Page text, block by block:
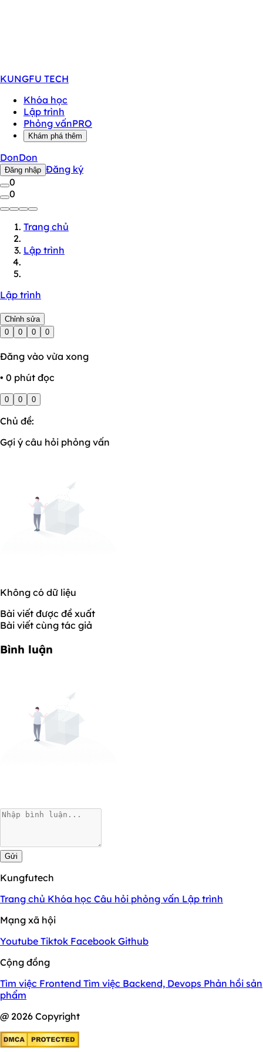
KUNGFU TECH
Khóa học
Lập trình
Phỏng vấnPRO
Khám phá thêm
DonDon
Đăng nhập Đăng ký
0
0
Trang chủ
Lập trình
Lập trình
Chỉnh sửa
0
0 0 0
Đăng vào vừa xong
• 0 phút đọc
0 0 0
Chủ đề:
Gợi ý câu hỏi phỏng vấn
Không có dữ liệu
Bài viết được đề xuất
Bài viết cùng tác giả
Bình luận
Gửi
Kungfutech
Trang chủ Khóa học Câu hỏi phỏng vấn Lập trình
Mạng xã hội
Youtube Tiktok Facebook Github
Cộng đồng
Tìm việc Frontend Tìm việc Backend, Devops Phản hồi sản
phẩm
@ 2026 Copyright